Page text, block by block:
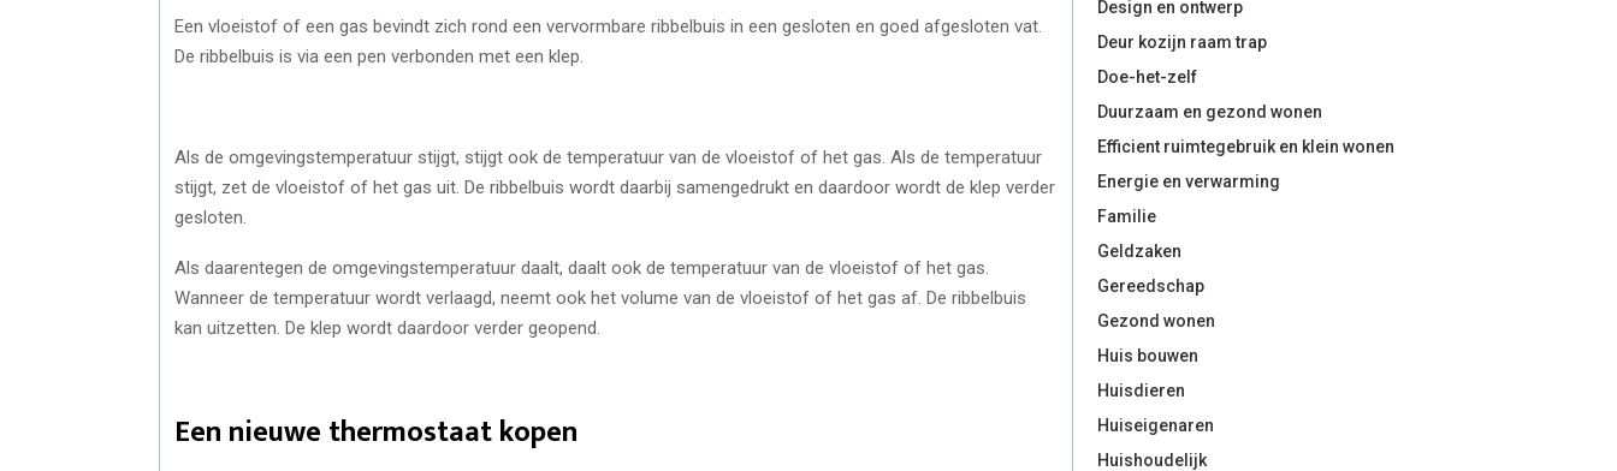
Een vloeistof of een gas bevindt zich rond een vervormbare ribbelbuis in een gesloten en goed afgesloten vat.
De ribbelbuis is via een pen verbonden met een klep.
Als de omgevingstemperatuur stijgt, stijgt ook de temperatuur van de vloeistof of het gas. Als de temperatuur
stijgt, zet de vloeistof of het gas uit. De ribbelbuis wordt daarbij samengedrukt en daardoor wordt de klep verder
gesloten.
Als daarentegen de omgevingstemperatuur daalt, daalt ook de temperatuur van de vloeistof of het gas.
Wanneer de temperatuur wordt verlaagd, neemt ook het volume van de vloeistof of het gas af. De ribbelbuis
kan uitzetten. De klep wordt daardoor verder geopend.
Een nieuwe thermostaat kopen
Design en ontwerp
Deur kozijn raam trap
Doe-het-zelf
Duurzaam en gezond wonen
Efficient ruimtegebruik en klein wonen
Energie en verwarming
Familie
Geldzaken
Gereedschap
Gezond wonen
Huis bouwen
Huisdieren
Huiseigenaren
Huishoudelijk